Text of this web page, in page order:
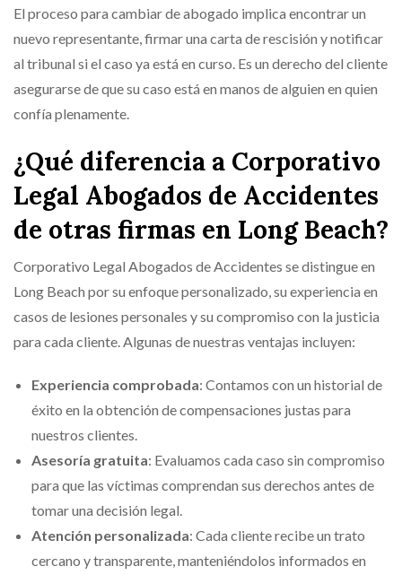
El proceso para cambiar de abogado implica encontrar un
nuevo representante, firmar una carta de rescisión y notificar
al tribunal si el caso ya está en curso. Es un derecho del cliente
asegurarse de que su caso está en manos de alguien en quien
confía plenamente.
¿Qué diferencia a Corporativo
Legal Abogados de Accidentes
de otras firmas en Long Beach?
Corporativo Legal Abogados de Accidentes se distingue en
Long Beach por su enfoque personalizado, su experiencia en
casos de lesiones personales y su compromiso con la justicia
para cada cliente. Algunas de nuestras ventajas incluyen:
Experiencia comprobada: Contamos con un historial de
éxito en la obtención de compensaciones justas para
nuestros clientes.
Asesoría gratuita: Evaluamos cada caso sin compromiso
para que las víctimas comprendan sus derechos antes de
tomar una decisión legal.
Atención personalizada: Cada cliente recibe un trato
cercano y transparente, manteniéndolos informados en